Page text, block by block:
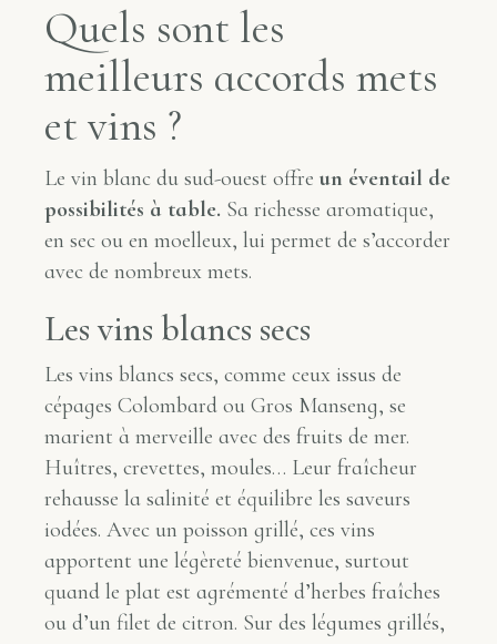
Quels sont les
meilleurs accords mets
et vins ?
Le vin blanc du sud-ouest offre un éventail de
possibilités à table. Sa richesse aromatique,
en sec ou en moelleux, lui permet de s’accorder
avec de nombreux mets.
Les vins blancs secs
Les vins blancs secs, comme ceux issus de
cépages Colombard ou Gros Manseng, se
marient à merveille avec des fruits de mer.
Huîtres, crevettes, moules… Leur fraîcheur
rehausse la salinité et équilibre les saveurs
iodées. Avec un poisson grillé, ces vins
apportent une légèreté bienvenue, surtout
quand le plat est agrémenté d’herbes fraîches
ou d’un filet de citron. Sur des légumes grillés,